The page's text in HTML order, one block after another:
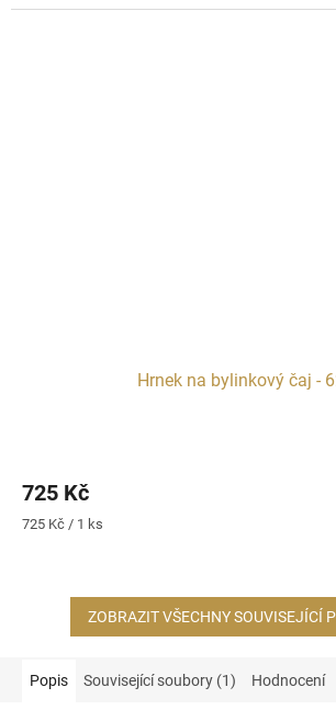
Hrnek na bylinkový čaj -
produktu
hvězdiček.
725 Kč
Měrná
725 Kč / 1 ks
ZOBRAZIT VŠECHNY SOUVISEJÍCÍ
Popis Související soubory (1) Hodnocení